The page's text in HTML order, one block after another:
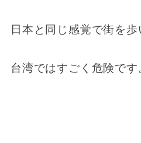
日本と同じ感覚で街を歩
台湾ではすごく危険です